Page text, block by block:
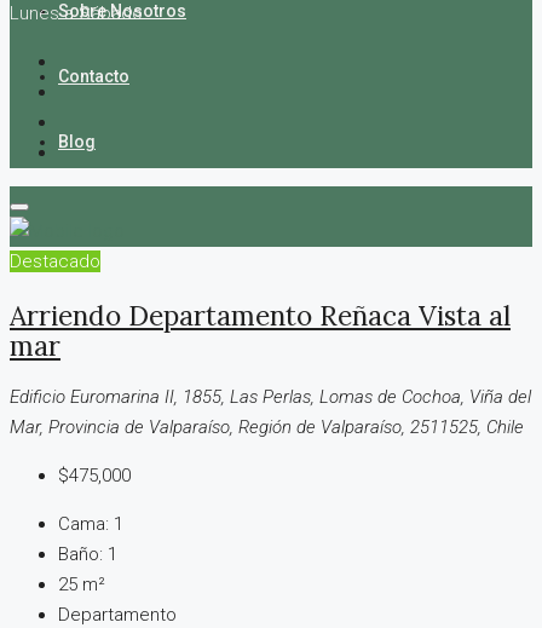
Sobre Nosotros
Contacto
Blog
Lunes a Sábado
Destacado
Arriendo Departamento Reñaca Vista al
mar
Edificio Euromarina II, 1855, Las Perlas, Lomas de Cochoa, Viña del
Mar, Provincia de Valparaíso, Región de Valparaíso, 2511525, Chile
$475,000
Cama: 1
Baño: 1
25 m²
Departamento